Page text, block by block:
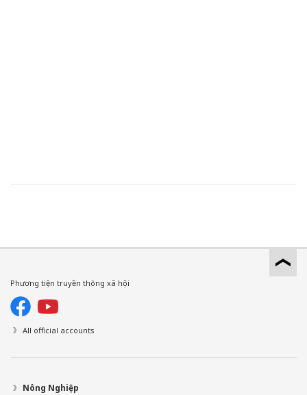
Phương tiện truyền thông xã hội
All official accounts
Nông Nghiệp